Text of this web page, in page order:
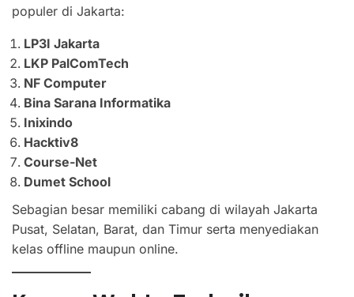
populer di Jakarta:
LP3I Jakarta
LKP PalComTech
NF Computer
Bina Sarana Informatika
Inixindo
Hacktiv8
Course-Net
Dumet School
Sebagian besar memiliki cabang di wilayah Jakarta
Pusat, Selatan, Barat, dan Timur serta menyediakan
kelas offline maupun online.